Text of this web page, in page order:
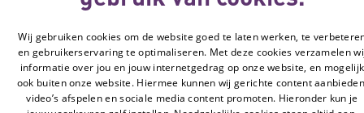
Wij gebruiken cookies om de website goed te laten werken, te
en gebruikerservaring te optimaliseren. Met deze cookies verzamelen
informatie over jou en jouw internetgedrag op onze website, en mogelijk
ook buiten onze website. Hiermee kunnen wij gerichte content
video’s afspelen en sociale media content promoten. Hieronder kun je